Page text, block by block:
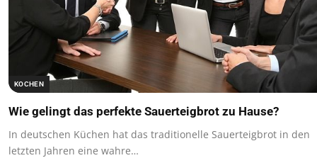
KOCHEN
Wie gelingt das perfekte Sauerteigbrot zu Hause?
In deutschen Küchen hat das traditionelle Sauerteigbrot in den
letzten Jahren eine wahre…